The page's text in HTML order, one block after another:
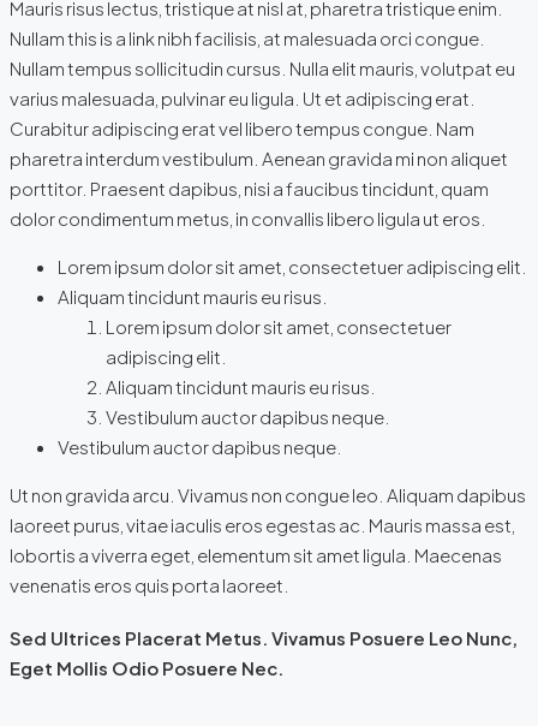
Mauris risus lectus, tristique at nisl at, pharetra tristique enim.
Nullam this is a link nibh facilisis, at malesuada orci congue.
Nullam tempus sollicitudin cursus. Nulla elit mauris, volutpat eu
varius malesuada, pulvinar eu ligula. Ut et adipiscing erat.
Curabitur adipiscing erat vel libero tempus congue. Nam
pharetra interdum vestibulum. Aenean gravida mi non aliquet
porttitor. Praesent dapibus, nisi a faucibus tincidunt, quam
dolor condimentum metus, in convallis libero ligula ut eros.
Lorem ipsum dolor sit amet, consectetuer adipiscing elit.
Aliquam tincidunt mauris eu risus.
Lorem ipsum dolor sit amet, consectetuer
adipiscing elit.
Aliquam tincidunt mauris eu risus.
Vestibulum auctor dapibus neque.
Vestibulum auctor dapibus neque.
Ut non gravida arcu. Vivamus non congue leo. Aliquam dapibus
laoreet purus, vitae iaculis eros egestas ac. Mauris massa est,
lobortis a viverra eget, elementum sit amet ligula. Maecenas
venenatis eros quis porta laoreet.
Sed Ultrices Placerat Metus. Vivamus Posuere Leo Nunc,
Eget Mollis Odio Posuere Nec.